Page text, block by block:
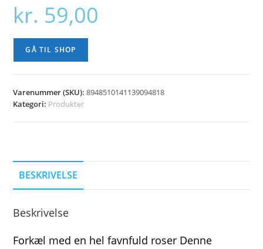
kr. 59,00
GÅ TIL SHOP
Varenummer (SKU):8948510141139094818
Kategori: Produkter
BESKRIVELSE
Beskrivelse
Forkæl med en hel favnfuld roser Denne